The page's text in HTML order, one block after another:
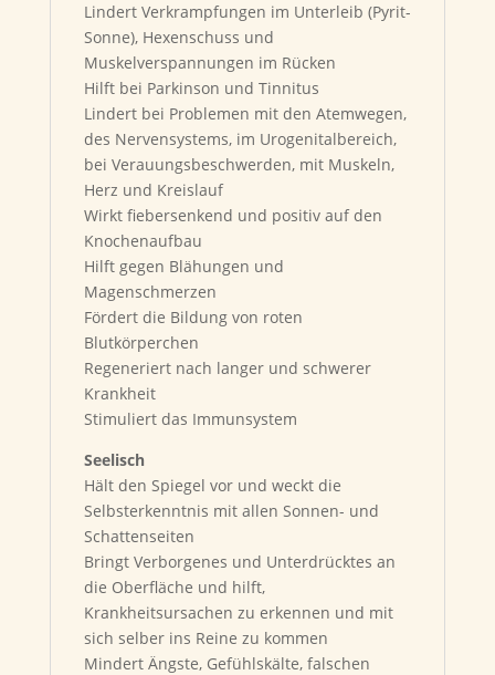
Lindert Verkrampfungen im Unterleib (Pyrit-
Sonne), Hexenschuss und
Muskelverspannungen im Rücken
Hilft bei Parkinson und Tinnitus
Lindert bei Problemen mit den Atemwegen,
des Nervensystems, im Urogenitalbereich,
bei Verauungsbeschwerden, mit Muskeln,
Herz und Kreislauf
Wirkt fiebersenkend und positiv auf den
Knochenaufbau
Hilft gegen Blähungen und
Magenschmerzen
Fördert die Bildung von roten
Blutkörperchen
Regeneriert nach langer und schwerer
Krankheit
Stimuliert das Immunsystem
Seelisch
Hält den Spiegel vor und weckt die
Selbsterkenntnis mit allen Sonnen- und
Schattenseiten
Bringt Verborgenes und Unterdrücktes an
die Oberfläche und hilft,
Krankheitsursachen zu erkennen und mit
sich selber ins Reine zu kommen
Mindert Ängste, Gefühlskälte, falschen